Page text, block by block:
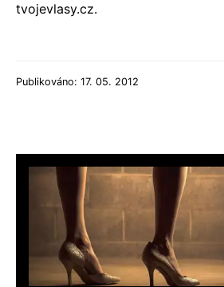
tvojevlasy.cz.
Publikováno: 17. 05. 2012